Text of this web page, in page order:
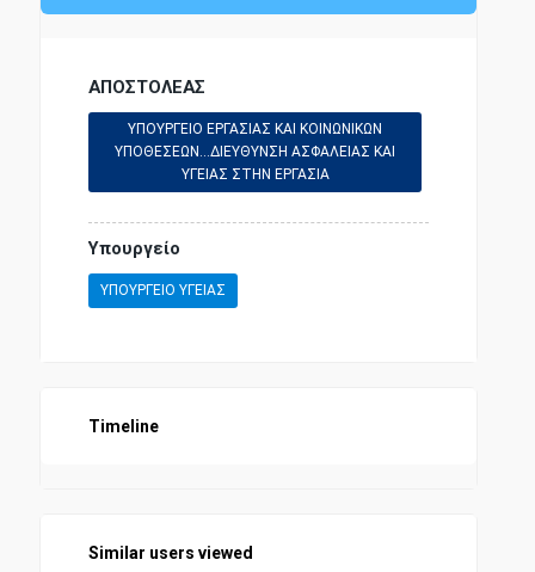
ΔΙΠΛΩΜΑΤΙΚΗ ΝΟΜΟΘΕΣΙΑ
ΑΣΤΥΝΟΜΙΚΗ ΝΟΜΟΘΕΣΙΑ
ΕΡΓΑΤΙΚΗ ΝΟΜΟΘΕΣΙΑ
ΣΥΝΤΑΓΜΑΤΙΚΗ ΝΟΜΟΘΕΣΙΑ
ΜΕΤΡΑ ΑΝΤΙΜΕΤΩΠΙΣΗΣ
ΠΝΕΥΜΑΤΙΚΗ ΙΔΙΟΚΤΗΣΙΑ
ΠΡΟΕΔΡΟΣ ΤΗΣ ΔΗΜΟΚΡΑΤΙΑΣ
ΠΡΟΥΠΟΘΕΣΕΙΣ
ΑΠΟΣΤΟΛΕΑΣ
ΥΠΟΥΡΓΕΙΟ ΕΡΓΑΣΙΑΣ ΚΑΙ ΚΟΙΝΩΝΙΚΩΝ
ΥΠΟΘΕΣΕΩΝ...ΔΙΕΥΘΥΝΣΗ ΑΣΦΑΛΕΙΑΣ ΚΑΙ
ΥΓΕΙΑΣ ΣΤΗΝ ΕΡΓΑΣΙΑ
Υπουργείο
ΥΠΟΥΡΓΕΙΟ ΥΓΕΙΑΣ
Timeline
Similar users viewed